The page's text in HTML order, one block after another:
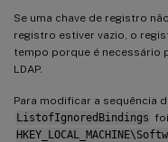
Se uma chave de registro
registro estiver vazio, o
tempo porque é necessário
LDAP.
Para modificar a sequência
ListofIgnoredBindings